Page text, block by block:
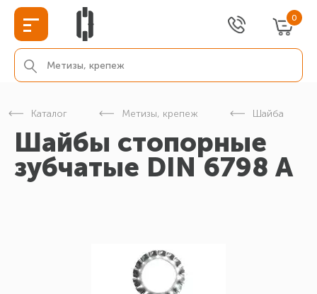
0
Каталог Метизы, крепеж Шайба
Шайбы стопорные
зубчатые DIN 6798 А